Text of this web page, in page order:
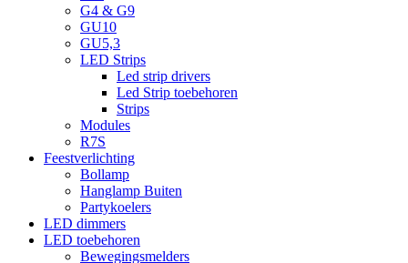
G4 & G9
GU10
GU5,3
LED Strips
Led strip drivers
Led Strip toebehoren
Strips
Modules
R7S
Feestverlichting
Bollamp
Hanglamp Buiten
Partykoelers
LED dimmers
LED toebehoren
Bewegingsmelders